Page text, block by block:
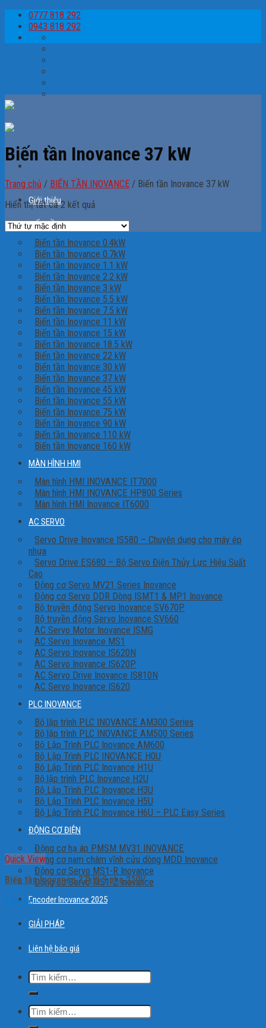
Skip
content
0777 818 292
0943 818 292
Giới thiệu
BIẾN TẦN
Biến tần Inovance 0.4kW
Biến tần Inovance 0.7kW
Biến tần Inovance 1.1 kW
Biến tần Inovance 2.2 kW
Biến tần Inovance 3 kW
Biến tần Inovance 5.5 kW
Biến tần Inovance 7.5 kW
Biến tần Inovance 11 kW
Biến tần Inovance 15 kW
Biến tần Inovance 18.5 kW
Biến tần Inovance 22 kW
Biến tần Inovance 30 kW
Biến tần Inovance 37 kW
Biến tần Inovance 45 kW
Biến tần Inovance 55 kW
Biến tần Inovance 75 kW
Biến tần Inovance 90 kW
Biến tần Inovance 110 kW
Biến tần Inovance 160 kW
MÀN HÌNH HMI
Màn hình HMI INOVANCE IT7000
Màn hình HMI INOVANCE HP800 Series
Màn hình HMI Inovance IT6000
AC SERVO
Servo Drive Inovance IS580 – Chuyên dụng cho máy ép
nhựa
Servo Drive ES680 – Bộ Servo Điện Thủy Lực Hiệu Suất
Cao
Động cơ Servo MV21 Series Inovance
Động cơ Servo DDR Dòng ISMT1 & MP1 Inovance
Bộ truyền động Servo Inovance SV670P
Bộ truyền động Servo Inovance SV660
AC Servo Motor Inovance ISMG
AC Servo Inovance MS1
AC Servo Inovance IS620N
AC Servo Inovance IS620P
AC Servo Drive Inovance IS810N
AC Servo Inovance IS620
PLC INOVANCE
Bộ lập trình PLC INOVANCE AM300 Series
Bộ lập trình PLC INOVANCE AM500 Series
Bộ Lập Trình PLC Inovance AM600
Bộ Lập Trình PLC INOVANCE H0U
Bộ Lập Trình PLC Inovance H1U
Bộ lập trình PLC Inovance H2U
Bộ Lập Trình PLC Inovance H3U
Bộ Lập Trình PLC Inovance H5U
Bộ Lập Trình PLC Inovance H6U – PLC Easy Series
ĐỘNG CƠ ĐIỆN
Động cơ hạ áp PMSM MV31 INOVANCE
Động cơ nam châm vĩnh cửu dòng MDD Inovance
Động cơ Servo MS1-R Inovance
Động cơ Servo MS1-Z Inovance
Encoder Inovance 2025
GIẢI PHÁP
Liên hệ báo giá
Tìm
kiếm:
Tìm
kiếm:
Biến tần Inovance 37 kW
Trang chủ / BIẾN TẦN INOVANCE / Biến tần Inovance 37 kW
Hiển thị tất cả 2 kết quả
Quick View
Biến tần Inovance 37kW 3 pha 220V
Liên hệ